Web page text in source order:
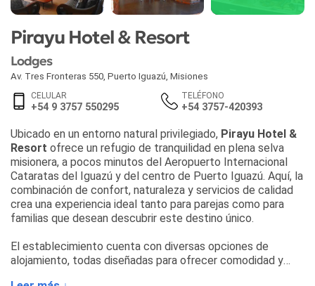
Pirayu Hotel & Resort
Lodges
Av. Tres Fronteras 550 Puerto Iguazú Misiones
CELULAR
+54 9 3757 550295
TELÉFONO
+54 3757-420393
Ubicado en un entorno natural privilegiado, Pirayu Hotel &
Resort ofrece un refugio de tranquilidad en plena selva
misionera, a pocos minutos del Aeropuerto Internacional
Cataratas del Iguazú y del centro de Puerto Iguazú. Aquí, la
combinación de confort, naturaleza y servicios de calidad
crea una experiencia ideal tanto para parejas como para
familias que desean descubrir este destino único.
El establecimiento cuenta con diversas opciones de
alojamiento, todas diseñadas para ofrecer comodidad y